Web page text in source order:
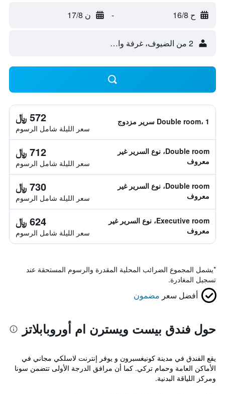
ح 16/8 - ن 17/8
2 من الضيوف، غرفة واحدة
Double room، 1 سرير مزدوج 572 ﷼
سعر الليلة شامل الرسوم
Double room، نوع السرير غير
معروف
712 ﷼
سعر الليلة شامل الرسوم
Double room، نوع السرير غير
معروف
730 ﷼
سعر الليلة شامل الرسوم
Executive room، نوع السرير غير
معروف
624 ﷼
سعر الليلة شامل الرسوم
*يشمل المجموع الضرائب المحلية المقدرة والرسوم المستحقة عند
تسجيل المغادرة.
أفضل سعر مضمون
حول فندق بيست ويسترن ام أوروبابلاتز
يقع الفندق في مدينة كونيغسبرون و يوفر إنترنت لاسلكي مجاني في
الأماكن العامة وحمام تركي. كما أن مرافق الدرجة الأولى تتضمن سونا
ومركز اللياقة البدنية.